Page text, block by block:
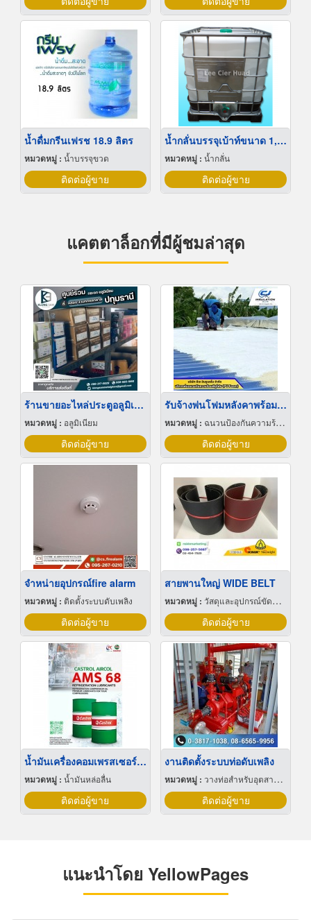
น้ำดื่มกรีนเฟรช 18.9 ลิตร
หมวดหมู่ : น้ำบรรจุขวด
ติดต่อผู้ขาย
น้ำกลั่นบรรจุเบ้าท์ขนาด 1,000 ลิตร
หมวดหมู่ : น้ำกลั่น
ติดต่อผู้ขาย
แคตตาล็อกที่มีผู้ชมล่าสุด
ร้านขายอะไหล่ประตูอลูมิเนียม ปทุมธานี
หมวดหมู่ : อลูมิเนียม
ติดต่อผู้ขาย
รับจ้างพ่นโฟมหลังคาพร้อมทาสีทับ
หมวดหมู่ : ฉนวนป้องกันความร้อนและความเย็น
ติดต่อผู้ขาย
จำหน่ายอุปกรณ์fire alarm
หมวดหมู่ : ติดตั้งระบบดับเพลิง
ติดต่อผู้ขาย
สายพานใหญ่ WIDE BELT
หมวดหมู่ : วัสดุและอุปกรณ์ขัดและฝน
ติดต่อผู้ขาย
น้ำมันเครื่องคอมเพรสเซอร์ทำความเย็น Castrol Aircol AMS 68
หมวดหมู่ : น้ำมันหล่อลื่น
ติดต่อผู้ขาย
งานติดตั้งระบบท่อดับเพลิง
หมวดหมู่ : วางท่อสำหรับอุตสาหกรรมท่อ
ติดต่อผู้ขาย
แนะนำโดย YellowPages